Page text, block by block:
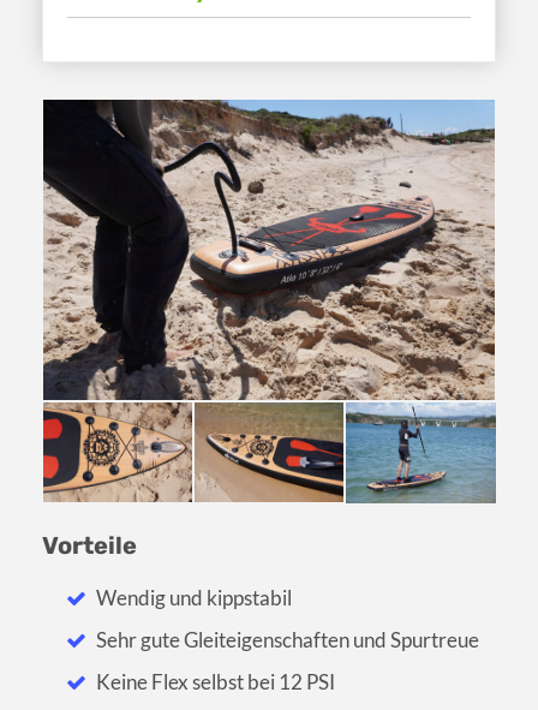
Vorteile
Wendig und kippstabil
Sehr gute Gleiteigenschaften und Spurtreue
Keine Flex selbst bei 12 PSI